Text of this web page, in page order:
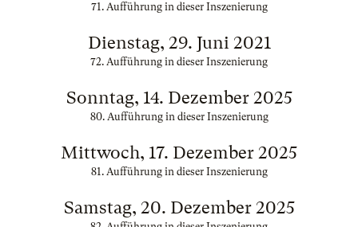
71. Aufführung in dieser Inszenierung
Dienstag, 29. Juni 2021
72. Aufführung in dieser Inszenierung
Sonntag, 14. Dezember 2025
80. Aufführung in dieser Inszenierung
Mittwoch, 17. Dezember 2025
81. Aufführung in dieser Inszenierung
Samstag, 20. Dezember 2025